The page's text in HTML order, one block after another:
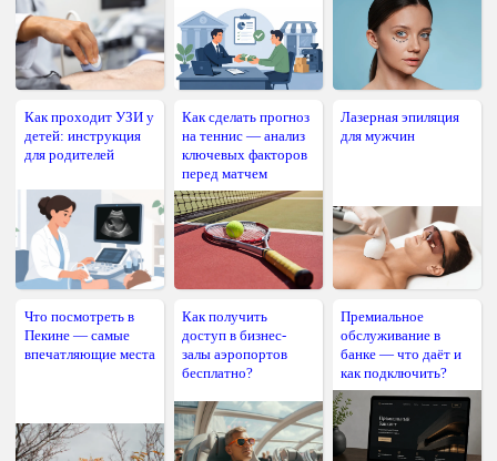
Как проходит УЗИ у
детей: инструкция
для родителей
Как сделать прогноз
на теннис — анализ
ключевых факторов
перед матчем
Лазерная эпиляция
для мужчин
Что посмотреть в
Пекине — самые
впечатляющие места
Как получить
доступ в бизнес-
залы аэропортов
бесплатно?
Премиальное
обслуживание в
банке — что даёт и
как подключить?